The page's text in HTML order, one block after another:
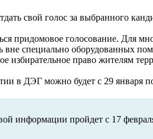
свой голос за выбранного
придомовое голосование. Для
вне специально оборудованных
избирательное право жителям
в ДЭГ можно будет с 29 января
информации пройдет с 17